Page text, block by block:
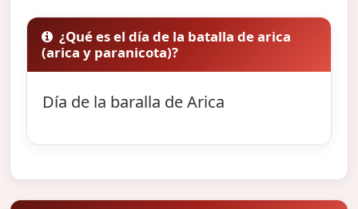
¿Qué es el día de la batalla de arica
(arica y paranicota)?
Día de la baralla de Arica